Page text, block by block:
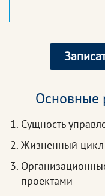
Основные
Сущность
Жизненный цикл
проектами